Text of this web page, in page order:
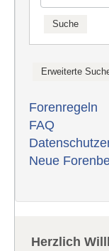
Forenregeln
FAQ
Neue
Herzlich